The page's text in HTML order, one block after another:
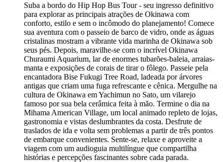
Suba a bordo do Hip Hop Bus Tour - seu ingresso definitivo
para explorar as principais atrações de Okinawa com
conforto, estilo e sem o incômodo do planejamento! Comece
sua aventura com o passeio de barco de vidro, onde as águas
cristalinas mostram a vibrante vida marinha de Okinawa sob
seus pés. Depois, maravilhe-se com o incrível Okinawa
Churaumi Aquarium, lar de enormes tubarões-baleia, arraias-
manta e exposições de corais de tirar o fôlego. Passeie pela
encantadora Bise Fukugi Tree Road, ladeada por árvores
antigas que criam uma fuga refrescante e cênica. Mergulhe na
cultura de Okinawa em Yachimun no Sato, um vilarejo
famoso por sua bela cerâmica feita à mão. Termine o dia na
Mihama American Village, um local animado repleto de lojas,
gastronomia e vistas deslumbrantes da costa. Desfrute de
traslados de ida e volta sem problemas a partir de três pontos
de embarque convenientes. Sente-se, relaxe e aproveite a
viagem com um audioguia multilíngue que compartilha
histórias e percepções fascinantes sobre cada parada.